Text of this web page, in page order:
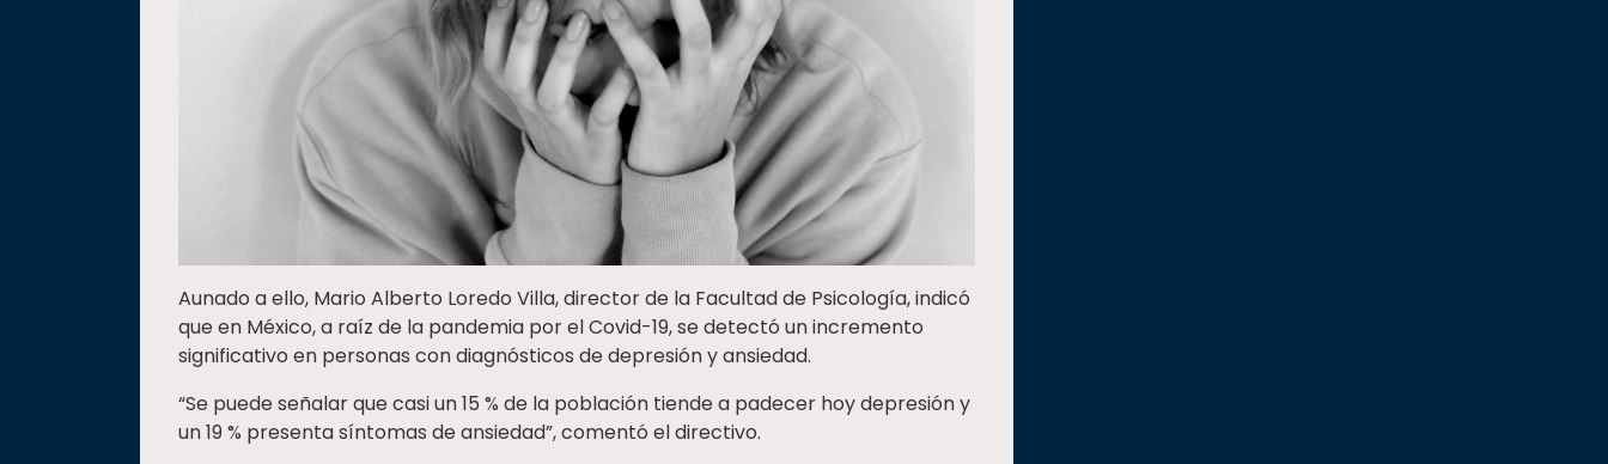
Aunado a ello, Mario Alberto Loredo Villa, director de la Facultad de Psicología, indicó
que en México, a raíz de la pandemia por el Covid-19, se detectó un incremento
significativo en personas con diagnósticos de depresión y ansiedad.
“Se puede señalar que casi un 15 % de la población tiende a padecer hoy depresión y
un 19 % presenta síntomas de ansiedad”, comentó el directivo.